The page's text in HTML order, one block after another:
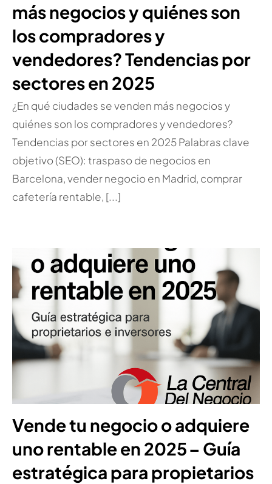
más negocios y quiénes son
los compradores y
vendedores? Tendencias por
sectores en 2025
¿En qué ciudades se venden más negocios y
quiénes son los compradores y vendedores?
Tendencias por sectores en 2025 Palabras clave
objetivo (SEO): traspaso de negocios en
Barcelona, vender negocio en Madrid, comprar
cafetería rentable, [...]
Vende tu negocio o adquiere
uno rentable en 2025 – Guía
estratégica para propietarios